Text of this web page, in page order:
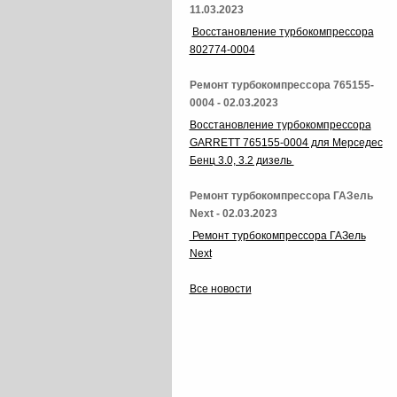
11.03.2023
Восстановление турбокомпрессора
802774-0004
Ремонт турбокомпрессора 765155-
0004 - 02.03.2023
Восстановление турбокомпрессора
GARRETT 765155-0004 для Мерседес
Бенц 3.0, 3.2 дизель
Ремонт турбокомпрессора ГАЗель
Next - 02.03.2023
Ремонт турбокомпрессора ГАЗель
Next
Все новости